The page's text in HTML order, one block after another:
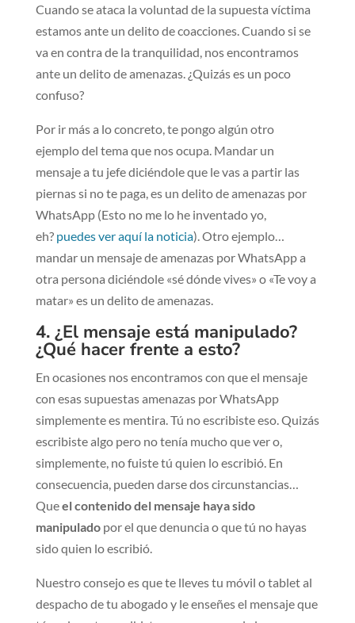
Cuando se ataca la voluntad de la supuesta víctima
estamos ante un delito de coacciones. Cuando si se
va en contra de la tranquilidad, nos encontramos
ante un delito de amenazas. ¿Quizás es un poco
confuso?
Por ir más a lo concreto, te pongo algún otro
ejemplo del tema que nos ocupa. Mandar un
mensaje a tu jefe diciéndole que le vas a partir las
piernas si no te paga, es un delito de amenazas por
WhatsApp (Esto no me lo he inventado yo,
eh? puedes ver aquí la noticia). Otro ejemplo…
mandar un mensaje de amenazas por WhatsApp a
otra persona diciéndole «sé dónde vives» o «Te voy a
matar» es un delito de amenazas.
4. ¿El mensaje está manipulado?
¿Qué hacer frente a esto?
En ocasiones nos encontramos con que el mensaje
con esas supuestas amenazas por WhatsApp
simplemente es mentira. Tú no escribiste eso. Quizás
escribiste algo pero no tenía mucho que ver o,
simplemente, no fuiste tú quien lo escribió. En
consecuencia, pueden darse dos circunstancias…
Queel contenido del mensaje haya sido
manipuladopor el que denuncia o que tú no hayas
sido quien lo escribió.
Nuestro consejo es que te lleves tu móvil o tablet al
despacho de tu abogado y le enseñes el mensaje que